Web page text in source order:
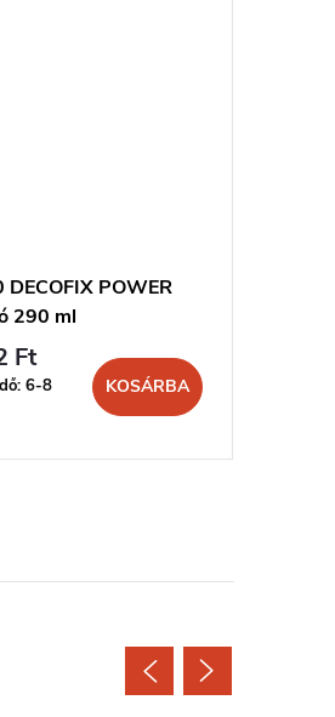
DECOFIX POWER
290 ml
Ft
6-8
KOSÁRBA